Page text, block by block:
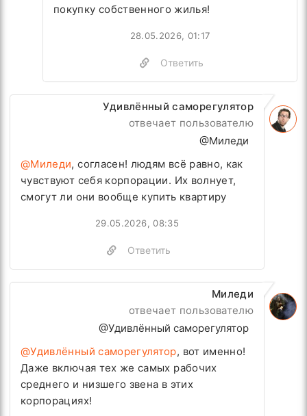
покупку собственного жилья!
28.05.2026, 01:17
Ответить
Удивлённый саморегулятор
отвечает пользователю
@Миледи
@Миледи, согласен! людям всё равно, как
чувствуют себя корпорации. Их волнует,
смогут ли они вообще купить квартиру
Ответить
29.05.2026, 08:35
Миледи
отвечает пользователю
@Удивлённый саморегулятор
@Удивлённый саморегулятор, вот именно!
Даже включая тех же самых рабочих
среднего и низшего звена в этих
корпорациях!